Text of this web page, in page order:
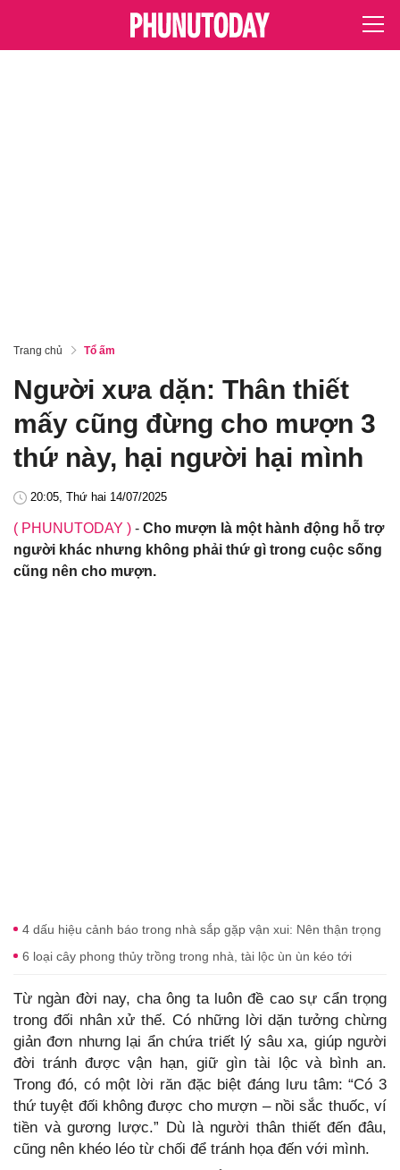
Trang chủ Tổ ấm
Người xưa dặn: Thân thiết
mấy cũng đừng cho mượn 3
thứ này, hại người hại mình
20:05, Thứ hai 14/07/2025
( PHUNUTODAY ) - Cho mượn là một hành động hỗ trợ
người khác nhưng không phải thứ gì trong cuộc sống
cũng nên cho mượn.
4 dấu hiệu cảnh báo trong nhà sắp gặp vận xui: Nên thận trọng
6 loại cây phong thủy trồng trong nhà, tài lộc ùn ùn kéo tới
Từ ngàn đời nay, cha ông ta luôn đề cao sự cẩn trọng
trong đối nhân xử thế. Có những lời dặn tưởng chừng
giản đơn nhưng lại ẩn chứa triết lý sâu xa, giúp người
đời tránh được vận hạn, giữ gìn tài lộc và bình an.
Trong đó, có một lời răn đặc biệt đáng lưu tâm: “Có 3
thứ tuyệt đối không được cho mượn – nồi sắc thuốc, ví
tiền và gương lược.” Dù là người thân thiết đến đâu,
cũng nên khéo léo từ chối để tránh họa đến với mình.